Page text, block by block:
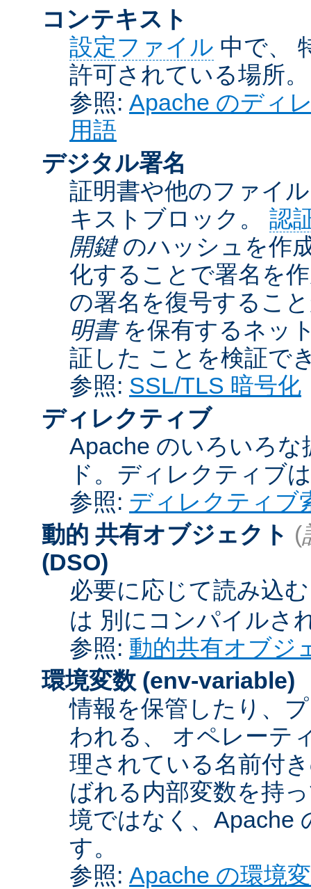
コンテキスト
設定ファイル 中で、
許可されている場所。
参照: Apache のディ
用語
デジタル署名
証明書や他のファイ
キストブロック。 認
開鍵のハッシュを作
化することで署名を
の署名を復号するこ
明書を保有するネッ
証した ことを検証で
参照: SSL/TLS 暗号化
ディレクティブ
Apache のいろいろ
ド。ディレクティブ
参照: ディレクティブ
動的 共有オブジェクト (
(DSO)
必要に応じて読み込
は 別にコンパイルさ
参照: 動的共有オブジ
環境変数 (env-variable)
情報を保管したり、
われる、 オペレーテ
理されている名前付
ばれる内部変数を持
境ではなく、Apache
す。
参照: Apache の環境